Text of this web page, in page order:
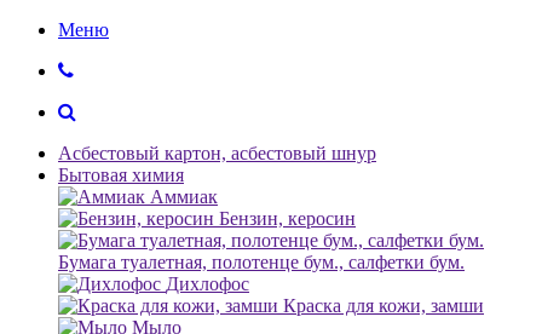
Меню
Асбестовый картон, асбестовый шнур
Бытовая химия
Аммиак
Бензин, керосин
Бумага туалетная, полотенце бум., салфетки бум.
Дихлофос
Краска для кожи, замши
Мыло